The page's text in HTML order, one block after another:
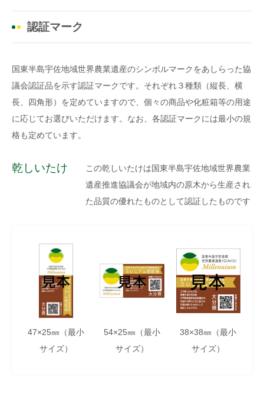
認証マーク
国東半島宇佐地域世界農業遺産のシンボルマークをあしらった協
議会認証品を示す認証マークです。それぞれ３種類（縦長、横
長、四角形）を定めていますので、個々の商品や化粧箱等の用途
に応じてお選びいただけます。なお、各認証マークには最小の規
格も定めています。
乾しいたけ
この乾しいたけは国東半島宇佐地域世界農業
遺産推進協議会が地域内の原木から生産され
た品質の優れたものとして認証したものです
47×25㎜（最小
サイズ）
54×25㎜（最小
サイズ）
38×38㎜（最小
サイズ）